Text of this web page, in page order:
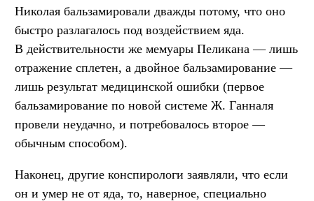
Николая бальзамировали дважды потому, что оно
быстро разлагалось под воздействием яда.
В действительности же мемуары Пеликана — лишь
отражение сплетен, а двойное бальзамирование —
лишь результат медицинской ошибки (первое
бальзамирование по новой системе Ж. Ганналя
провели неудачно, и потребовалось второе —
обычным способом).
Наконец, другие конспирологи заявляли, что если
он и умер не от яда, то, наверное, специально